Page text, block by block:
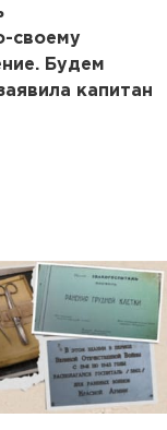
своему
Будем
капитан